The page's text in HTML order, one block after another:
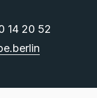
14 20 52